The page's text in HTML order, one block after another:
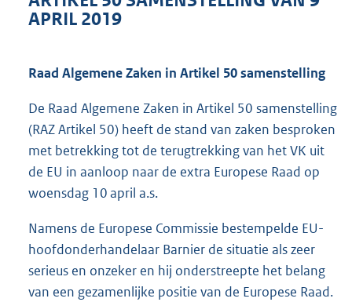
APRIL 2019
Raad Algemene Zaken in Artikel 50 samenstelling
De Raad Algemene Zaken in Artikel 50 samenstelling
(RAZ Artikel 50) heeft de stand van zaken besproken
met betrekking tot de terugtrekking van het VK uit
de EU in aanloop naar de extra Europese Raad op
woensdag 10 april a.s.
Namens de Europese Commissie bestempelde EU-
hoofdonderhandelaar Barnier de situatie als zeer
serieus en onzeker en hij onderstreepte het belang
van een gezamenlijke positie van de Europese Raad.